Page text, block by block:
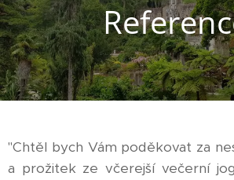
"Chtěl bych Vám poděkovat za
a prožitek ze včerejší večerní